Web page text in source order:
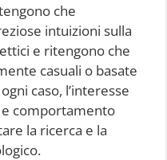
che
intuizioni sulla
e ritengono che
casuali o basate
caso, l’interesse
comportamento
la ricerca e la